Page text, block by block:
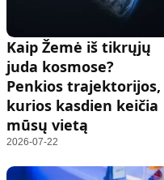
Kaip Žemė iš tikrųjų
juda kosmose?
Penkios trajektorijos,
kurios kasdien keičia
mūsų vietą
2026-07-22